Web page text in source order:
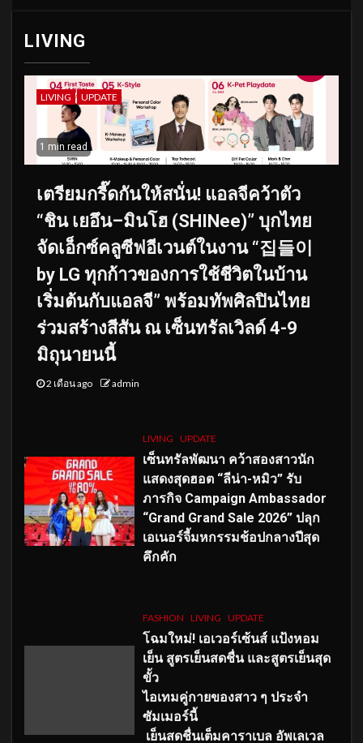
LIVING
LIVING UPDATE
1 min read
เตรียมกรี๊ดกันให้สนั่น! แอลจีคว้าตัว
“ชิน เยอึน–มินโฮ (SHINee)” บุกไทย
จัดเอ็กซ์คลูซีฟอีเวนต์ในงาน “집들이
by LG ทุกก้าวของการใช้ชีวิตในบ้าน
เริ่มต้นกับแอลจี” พร้อมทัพศิลปินไทย
ร่วมสร้างสีสัน ณ เซ็นทรัลเวิลด์ 4-9
มิถุนายนนี้
2 เดือน ago admin
LIVING UPDATE
เซ็นทรัลพัฒนา คว้าสองสาวนัก
แสดงสุดฮอต “ลีน่า-หมิว” รับ
ภารกิจ Campaign Ambassador
“Grand Grand Sale 2026” ปลุก
เอเนอร์จี้มหกรรมช้อปกลางปีสุด
คึกคัก
FASHION LIVING UPDATE
โฉมใหม่! เอเวอร์เซ้นส์ แป้งหอม
เย็น สูตรเย็นสดชื่น และสูตรเย็นสุด
ขั้ว
ไอเทมคู่กายของสาว ๆ ประจำ
ซัมเมอร์นี้
เย็นสดชื่นเต็มคาราเบล อัพเลเวล